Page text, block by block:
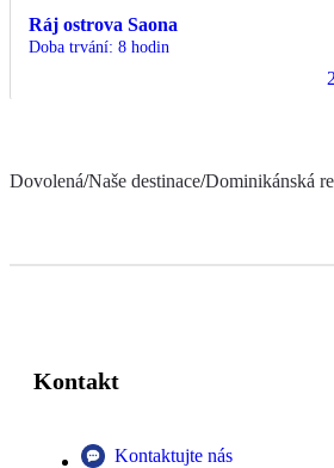
Ráj ostrova Saona
Doba trvání: 8 hodin
Dovolená/Naše destinace/Dominikánská
Kontakt
Kontaktujte nás